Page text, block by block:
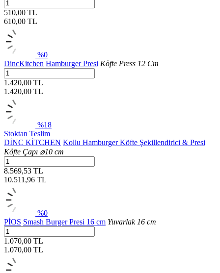
510,00 TL
610,00 TL
%0
DincKitchen Hamburger Presi Köfte Press 12 Cm
1.420,00 TL
1.420,00 TL
%18
Stoktan Teslim
DİNC KİTCHEN Kollu Hamburger Köfte Şekillendirici & Presi
Köfte Çapı ⌀10 cm
8.569,53 TL
10.511,96 TL
%0
PİOS Smash Burger Presi 16 cm Yuvarlak 16 cm
1.070,00 TL
1.070,00 TL